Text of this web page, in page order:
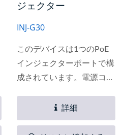
ジェクター
INJ-G30
このデバイスは1つのPoE
インジェクターポートで構
成されています。電源コン
し、システム設計者にPD
ネットワークデバイスをど
詳細